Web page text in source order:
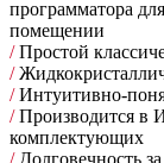
программатора
помещении
/Простой
/
/Интуитивно-
/Производится в
комплектующих
/Долговечность